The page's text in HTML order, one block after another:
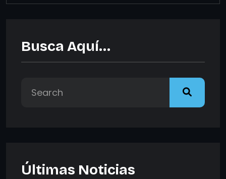
Busca Aquí…
Últimas Noticias